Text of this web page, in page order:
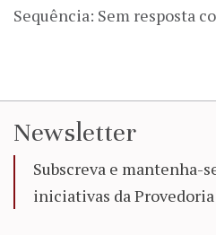
Sequência: Sem resposta
Newsletter
Subscreva e mantenha-
iniciativas da Provedoria